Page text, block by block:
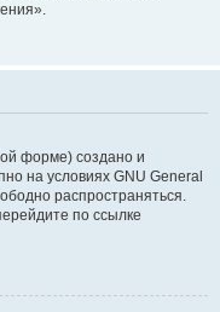
форме) создано и
на условиях GNU General
распространяться.
по ссылке